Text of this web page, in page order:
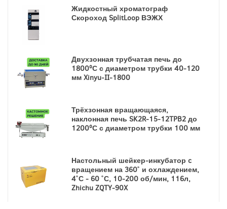
Жидкостный хроматограф
Скороход SplitLoop ВЭЖХ
Двухзонная трубчатая печь до
1800ºС с диаметром трубки 40-120
мм Xinyu-II-1800
Трёхзонная вращающаяся,
наклонная печь SK2R-15-12TPB2 до
1200ºС с диаметром трубки 100 мм
Настольный шейкер-инкубатор c
вращением на 360˚ и охлаждением,
4˚С - 60 ˚С, 10-200 об/мин, 116л,
Zhichu ZQTY-90X